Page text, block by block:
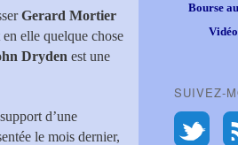
Gerard Mortier
elle quelque chose
Dryden est une
d’une
le mois dernier,
Bourse
SUIVEZ-